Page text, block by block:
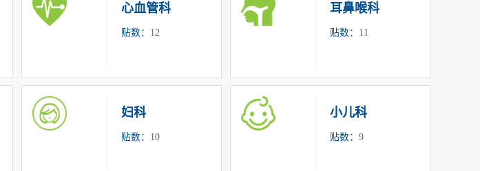
心血管科
贴数： 12
耳鼻喉科
贴数： 11
妇科
贴数： 10
小儿科
贴数： 9